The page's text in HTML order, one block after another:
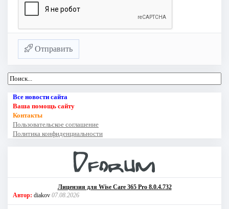
Отправить
Все новости сайта
Ваша помощь сайту
Контакты
Пользовательское соглашение
Политика конфиденциальности
Лицензия для Wise Care 365 Pro 8.0.4.732
Автор: diakov 07.08.2026